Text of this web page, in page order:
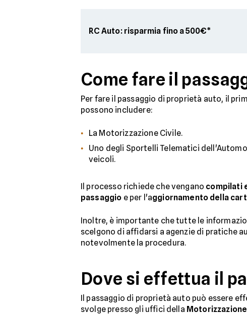
RC Auto: risparmia fino a 500€*
Come fare il
Per fare il passaggio di proprietà auto, il
possono includere:
La Motorizzazione Civile.
Uno degli Sportelli Telematici
veicoli.
Il processo richiede che vengano compilati
passaggio e per l'aggiornamento della
Inoltre, è importante che tutte le
scelgono di affidarsi a agenzie di pratiche
notevolmente la procedura.
Dove si effettua il
Il passaggio di proprietà auto può essere
svolge presso gli uffici della